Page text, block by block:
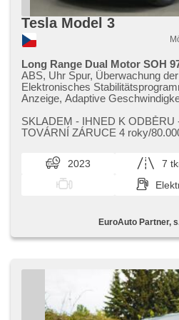
Tesla Model 3
Long Range Dual Motor SOH
ABS, Uhr Spur, Überwachung
Elektronisches
Anzeige, Adaptive
přední, asistent rozjezdu do
Zentralverriegelung,
Seitenscheiben, El. Spiegel,
Servolenkung,
Beifahrerairbagdeaktivierung, El.
Lederpolsterung, Standheizung,
mobilních telefonů,
einstellbare Sitze, Ledersitze,
Antriebsschlupfregelung (ASR),
aktivní kapota, hlídání provozu
monitorovací systém (AVM),
asistent jízdy v koloně, asistent
Alarmanlage,
SKLADEM ​- IHNED K ODBĚRU
TOVÁRNÍ ZÁRUCE 4 roky/
2023 7
EuroAuto Partner,